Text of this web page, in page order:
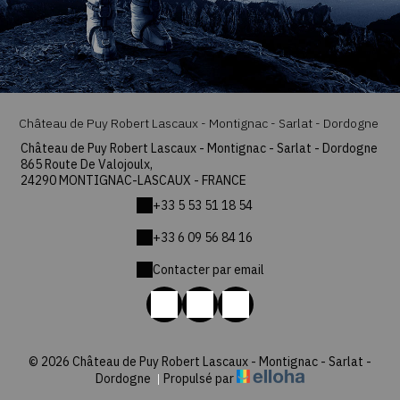
Château de Puy Robert Lascaux - Montignac - Sarlat - Dordogne
Château de Puy Robert Lascaux - Montignac - Sarlat - Dordogne
865 Route De Valojoulx,
24290 MONTIGNAC-LASCAUX - FRANCE
+33 5 53 51 18 54
+33 6 09 56 84 16
Contacter par email
© 2026 Château de Puy Robert Lascaux - Montignac - Sarlat -
Dordogne | Propulsé par